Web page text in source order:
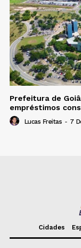
Prefeitura de
empréstimos
Lucas Freitas - 7
Cidades